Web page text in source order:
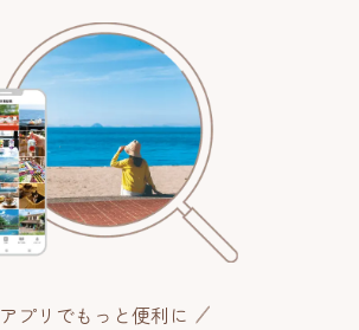
アプリでもっと便利に